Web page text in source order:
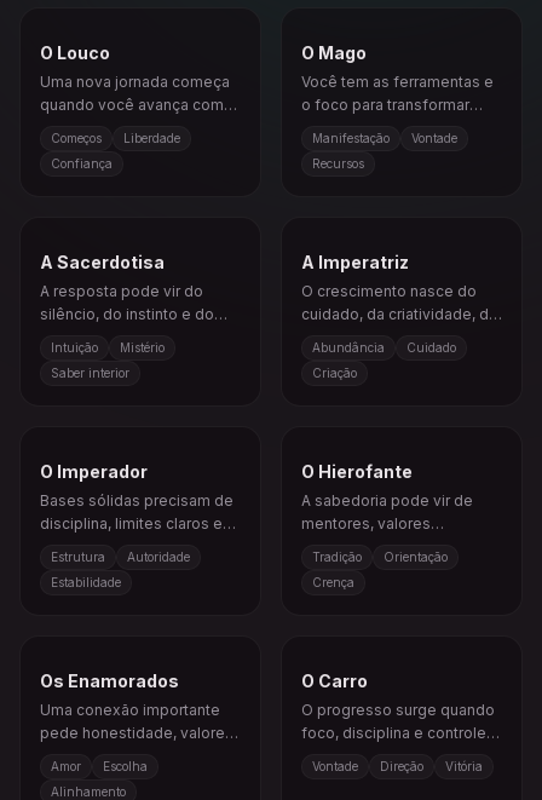
O Louco
Uma nova jornada começa
quando você avança com
Começos
Liberdade
Confiança
O Mago
Você tem as ferramentas e
o foco para transformar
intenção clara e ação.
Manifestação
Vontade
Recursos
A Sacerdotisa
A resposta pode vir do
silêncio, do instinto e do
que ainda não foi revelado.
Intuição
Mistério
Saber interior
A Imperatriz
O crescimento nasce do
cuidado, da criatividade, da
sensualidade e da abertura
Abundância
Cuidado
Criação
O Imperador
Bases sólidas precisam de
disciplina, limites claros e
Estrutura
Autoridade
Estabilidade
O Hierofante
A sabedoria pode vir de
mentores, valores
caminhos já estabelecidos.
Tradição
Orientação
Crença
Os Enamorados
Uma conexão importante
pede honestidade, valores
Amor
Escolha
Alinhamento
O Carro
O progresso surge quando
foco, disciplina e controle
emocional seguem em
direção ao mesmo objetivo.
Vontade Direção Vitória